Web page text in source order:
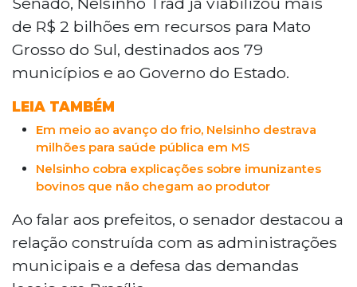
conquistados com apoio do senador.
de R$ 2 bilhões em recursos para Mato
Grosso do Sul, destinados aos 79
municípios e ao Governo do Estado.
LEIA TAMBÉM
Em meio ao avanço do frio, Nelsinho destrava
milhões para saúde pública em MS
Nelsinho cobra explicações sobre imunizantes
bovinos que não chegam ao produtor
Ao falar aos prefeitos, o senador destacou a
relação construída com as administrações
municipais e a defesa das demandas